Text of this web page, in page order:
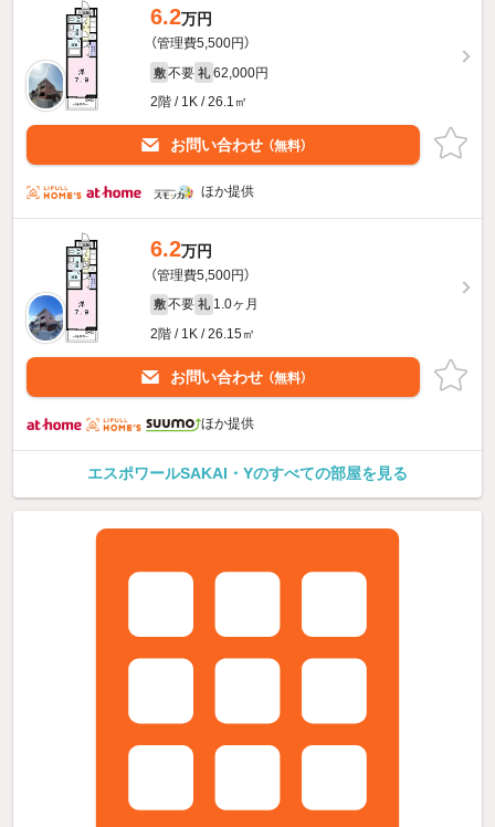
6.2万円
（管理費5,500円）
敷 不要 礼 62,000円
2階 / 1K / 26.1㎡
お問い合わせ （無料）
ほか提供
6.2万円
（管理費5,500円）
敷 不要 礼 1.0ヶ月
2階 / 1K / 26.15㎡
お問い合わせ （無料）
ほか提供
エスポワールSAKAI・Yのすべての部屋を見る